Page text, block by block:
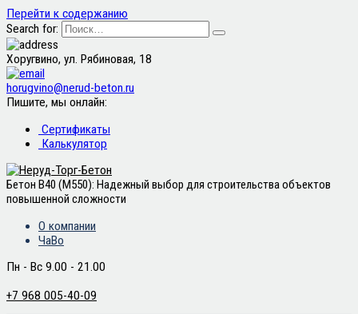
Перейти к содержанию
Search for:
Хоругвино, ул. Рябиновая, 18
horugvino@nerud-beton.ru
Пишите, мы онлайн:
Сертификаты
Калькулятор
Бетон В40 (М550): Надежный выбор для строительства объектов
повышенной сложности
О компании
ЧаВо
Пн - Вс 9.00 - 21.00
+7 968 005-40-09